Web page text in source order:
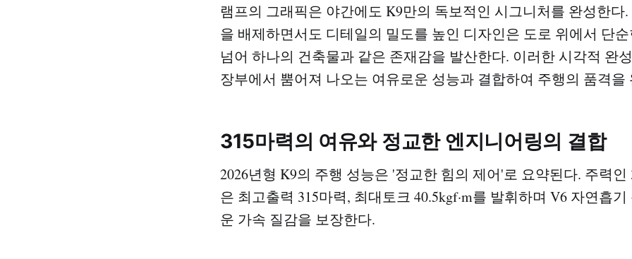
램프의 그래픽은 야간에도 K9만의 독보적인 시그니처를 완성한다
을 배제하면서도 디테일의 밀도를 높인 디자인은 도로 위에서 단
넘어 하나의 건축물과 같은 존재감을 발산한다. 이러한 시각적 완
장부에서 뿜어져 나오는 여유로운 성능과 결합하여 주행의 품격을
315마력의 여유와 정교한 엔지니어링의 결합
2026년형 K9의 주행 성능은 '정교한 힘의 제어'로 요약된다. 주력인
은 최고출력 315마력, 최대토크 40.5kgf·m를 발휘하며 V6 자연흡
운 가속 질감을 보장한다.